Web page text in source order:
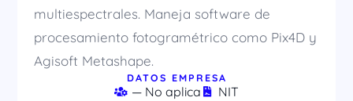
multiespectrales. Maneja software de
procesamiento fotogramétrico como Pix4D y
Agisoft Metashape.
DATOS EMPRESA
— No aplica NIT